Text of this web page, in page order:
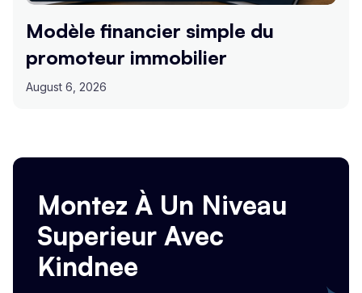
Modèle financier simple du
promoteur immobilier
August 6, 2026
Montez À Un Niveau
Superieur Avec
Kindnee